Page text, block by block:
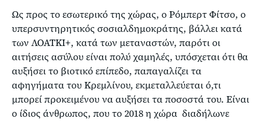
Ως προς το εσωτερικό της χώρας, ο Ρόμπερτ Φίτσο, ο
υπερσυντηρητικός σοσιαλδημοκράτης, βάλλει κατά
των ΛΟΑΤΚΙ+, κατά των μεταναστών, παρότι οι
αιτήσεις ασύλου είναι πολύ χαμηλές, υπόσχεται ότι θα
αυξήσει το βιοτικό επίπεδο, παπαγαλίζει τα
αφηγήματα του Κρεμλίνου, εκμεταλλεύεται ό,τι
μπορεί προκειμένου να αυξήσει τα ποσοστά του. Είναι
ο ίδιος άνθρωπος, που το 2018 η χώρα διαδήλωνε